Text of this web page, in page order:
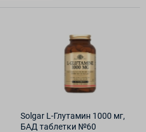
Solgar L-Глутамин 1000 мг,
БАД таблетки №60